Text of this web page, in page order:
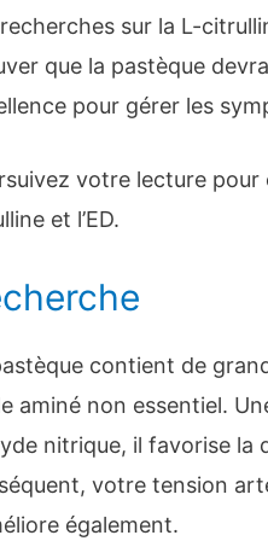
sur la L-
que la pastèque
pour gérer les
votre lecture pour
et l’ED.
contient de
aminé non essentiel.
nitrique, il favorise la
votre tension
également.